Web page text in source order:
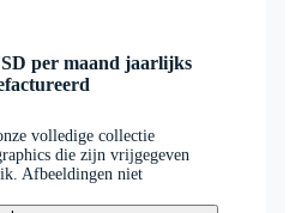
per maand jaarlijks
volledige collectie
die zijn vrijgegeven
Afbeeldingen niet